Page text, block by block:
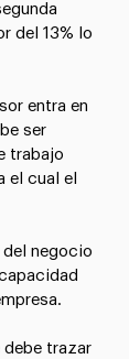
del 13% lo
entra en
ser
trabajo
el cual el
del negocio
trazar